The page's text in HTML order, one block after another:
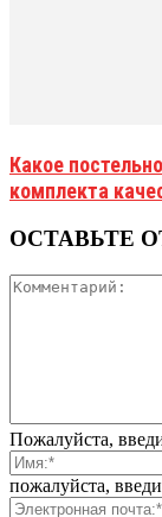
Какое
комплекта
ОСТАВЬТЕ
Пожалуйста,
пожалуйста,